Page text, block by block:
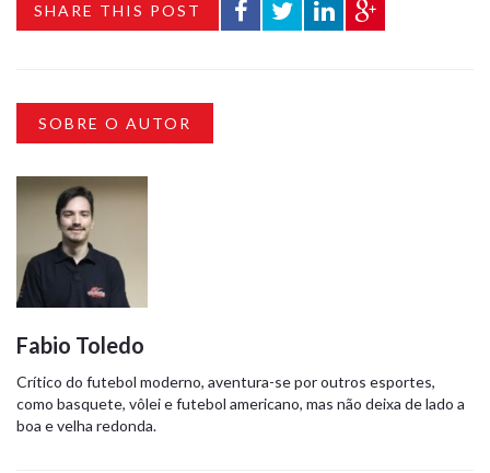
SHARE THIS POST
SOBRE O AUTOR
Fabio Toledo
Crítico do futebol moderno, aventura-se por outros esportes,
como basquete, vôlei e futebol americano, mas não deixa de lado a
boa e velha redonda.